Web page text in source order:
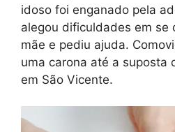
idoso foi enganado pela
alegou dificuldades em se
mãe e pediu ajuda.
uma carona até a suposta
em São Vicente.